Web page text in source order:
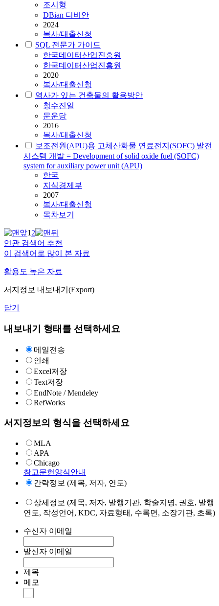
조시형
DBian 디비안
2024
복사/대출신청
SQL 전문가 가이드
한국데이터산업진흥원
한국데이터산업진흥원
2020
복사/대출신청
역사가 있는 건축물의 활용방안
청수진일
문운당
2016
복사/대출신청
보조전원(APU)용 고체산화물 연료전지(SOFC) 발전
시스템 개발 = Development of solid oxide fuel (SOFC)
system for auxiliary power unit (APU)
한국
지식경제부
2007
복사/대출신청
목차보기
12
연관 검색어 추천
이 검색어로 많이 본 자료
활용도 높은 자료
서지정보 내보내기(Export)
닫기
내보내기 형태를 선택하세요
메일전송
인쇄
Excel저장
Text저장
EndNote / Mendeley
RefWorks
서지정보의 형식을 선택하세요
MLA
APA
Chicago
참고문헌양식안내
간략정보 (제목, 저자, 연도)
상세정보 (제목, 저자, 발행기관, 학술지명, 권호, 발행
연도, 작성언어, KDC, 자료형태, 수록면, 소장기관, 초록)
수신자 이메일
발신자 이메일
제목
메모